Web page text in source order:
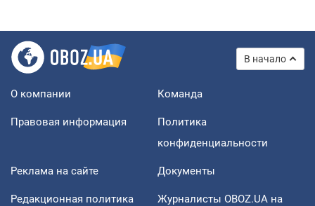
В начало
О компании Команда
Правовая информация
Политика
конфиденциальности
Реклама на сайте Документы
Редакционная политика
Журналисты OBOZ.UA на